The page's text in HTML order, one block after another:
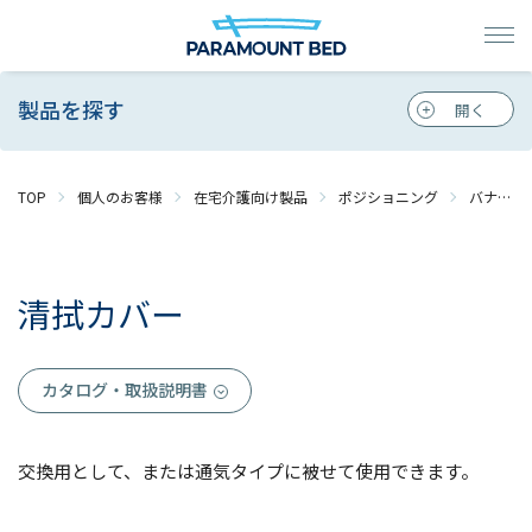
製品を探す
TOP 個人のお客様 在宅介護向け製品 ポジショニング バナナフィット
清拭カバー
カタログ・取扱説明書
交換用として、または通気タイプに被せて使用できます。